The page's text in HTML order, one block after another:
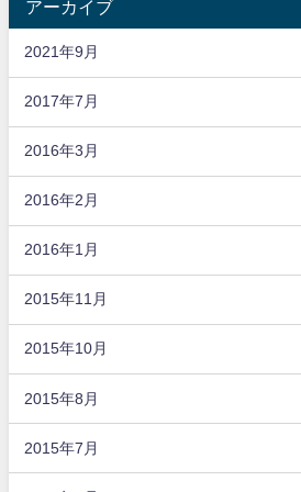
アーカイブ
2021年9月
2017年7月
2016年3月
2016年2月
2016年1月
2015年11月
2015年10月
2015年8月
2015年7月